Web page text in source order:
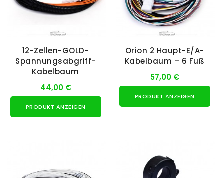
12-Zellen-GOLD-
Spannungsabgriff-
Kabelbaum
44,00 €
PRODUKT ANZEIGEN
Orion 2 Haupt-E/A-
Kabelbaum – 6 Fuß
57,00 €
PRODUKT ANZEIGEN